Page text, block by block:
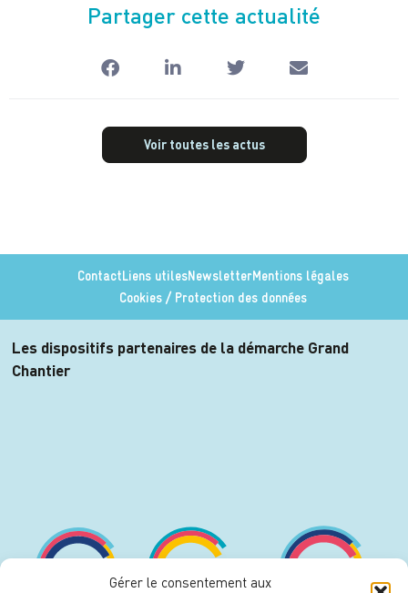
Gérer le consentement aux
Partager cette actualité
Voir toutes les actus
ContactLiens utilesNewsletterMentions légales
Cookies / Protection des données
Les dispositifs partenaires de la démarche Grand
Chantier